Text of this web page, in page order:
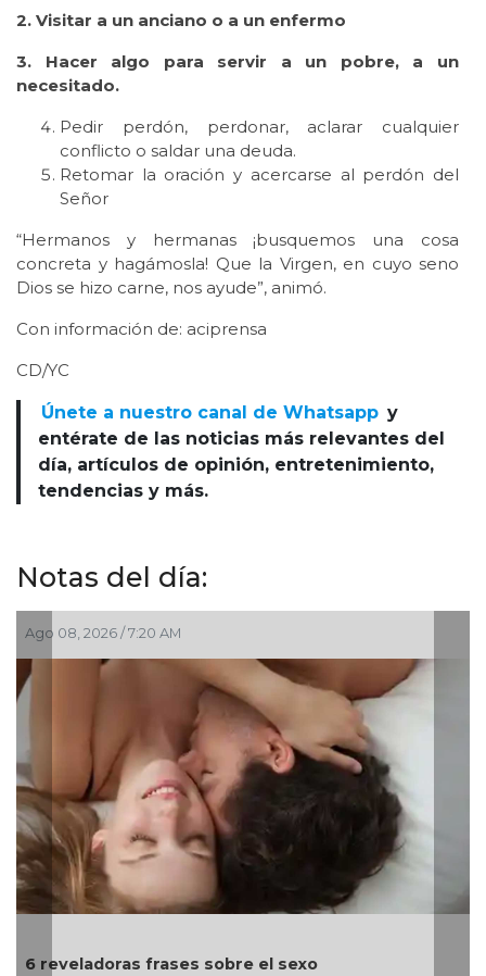
2. Visitar a un anciano o a un enfermo
3. Hacer algo para servir a un pobre, a un
necesitado.
Pedir perdón, perdonar, aclarar cualquier
conflicto o saldar una deuda.
Retomar la oración y acercarse al perdón del
Señor
“Hermanos y hermanas ¡busquemos una cosa
concreta y hagámosla! Que la Virgen, en cuyo seno
Dios se hizo carne, nos ayude”, animó.
Con información de: aciprensa
CD/YC
Únete a nuestro canal de Whatsapp y
entérate de las noticias más relevantes del
día, artículos de opinión, entretenimiento,
tendencias y más.
Notas del día:
Ago 08, 2026 / 7:20 AM
6 reveladoras frases sobre el sexo